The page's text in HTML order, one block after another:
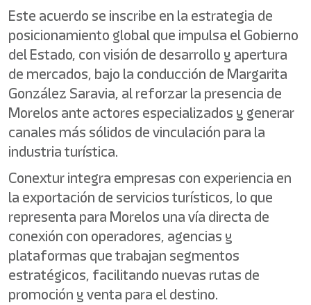
Este acuerdo se inscribe en la estrategia de
posicionamiento global que impulsa el Gobierno
del Estado, con visión de desarrollo y apertura
de mercados, bajo la conducción de Margarita
González Saravia, al reforzar la presencia de
Morelos ante actores especializados y generar
canales más sólidos de vinculación para la
industria turística.
Conextur integra empresas con experiencia en
la exportación de servicios turísticos, lo que
representa para Morelos una vía directa de
conexión con operadores, agencias y
plataformas que trabajan segmentos
estratégicos, facilitando nuevas rutas de
promoción y venta para el destino.